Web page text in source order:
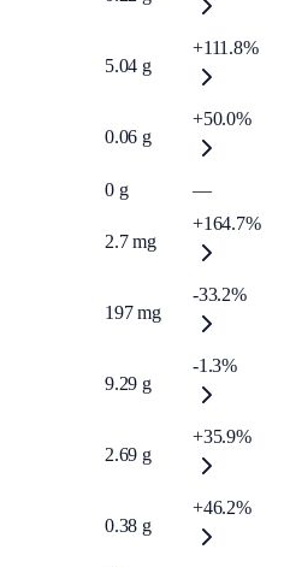
5.04 g
+111.8%
0.06 g
+50.0%
0 g —
2.7 mg
+164.7%
197 mg
-33.2%
9.29 g
-1.3%
2.69 g
+35.9%
0.38 g
+46.2%